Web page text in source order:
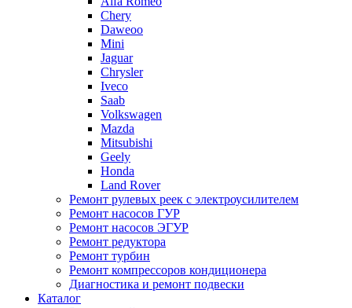
Chery
Daweoo
Mini
Jaguar
Chrysler
Iveco
Saab
Volkswagen
Mazda
Mitsubishi
Geely
Honda
Land Rover
Ремонт рулевых реек с электроусилителем
Ремонт насосов ГУР
Ремонт насосов ЭГУР
Ремонт редуктора
Ремонт турбин
Ремонт компрессоров кондиционера
Диагностика и ремонт подвески
Каталог